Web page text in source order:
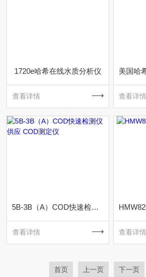
1720e哈希在线水质分析仪
查看详情 查看详情
5B-3B（A）COD快速检测仪供应 COD测定仪
查看详情 查看详情
首页 上一页 下一页